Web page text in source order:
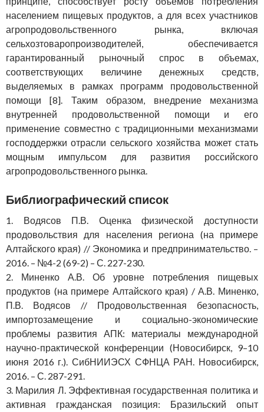
населением пищевых продуктов, а для всех участников
агропродовольственного рынка, включая
сельхозтоваропроизводителей, обеспечивается
гарантированный рыночный спрос в объемах,
соответствующих величине денежных средств,
выделяемых в рамках программ продовольственной
помощи [8]. Таким образом, внедрение механизма
внутренней продовольственной помощи и его
применение совместно с традиционными механизмами
господдержки отрасли сельского хозяйства может стать
мощным импульсом для развития российского
агропродовольственного рынка.
Библиографический список
1. Водясов П.В. Оценка физической доступности
продовольствия для населения региона (на примере
Алтайского края) // Экономика и предпринимательство. –
2016. – №4-2 (69-2) – С. 227-230.
2. Миненко А.В. Об уровне потребления пищевых
продуктов (на примере Алтайского края) / А.В. Миненко,
П.В. Водясов // Продовольственная безопасность,
импортозамещение и социально-экономические
проблемы развития АПК: материалы международной
научно-практической конференции (Новосибирск, 9–10
июня 2016 г.). СибНИИЭСХ СФНЦА РАН. Новосибирск,
2016. – С. 287-291.
3. Марилия Л. Эффективная государственная политика и
активная гражданская позиция: Бразильский опыт